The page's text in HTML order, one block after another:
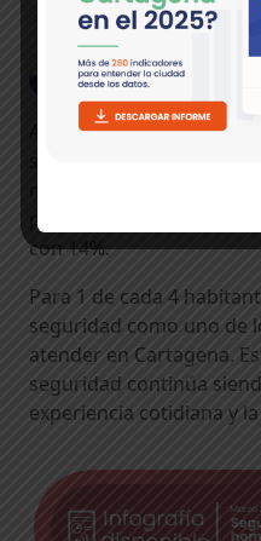
Al preguntar por los
presencia de pandillas
con 14%.
Para 1 de cada 4
seguridad como uno de
atender en Cartagena.
seguridad continúa
experiencia cotidiana y